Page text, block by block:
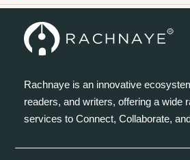
Rachnaye is an innovative
readers, and writers, offering a wide
services to Connect, Collaborate,